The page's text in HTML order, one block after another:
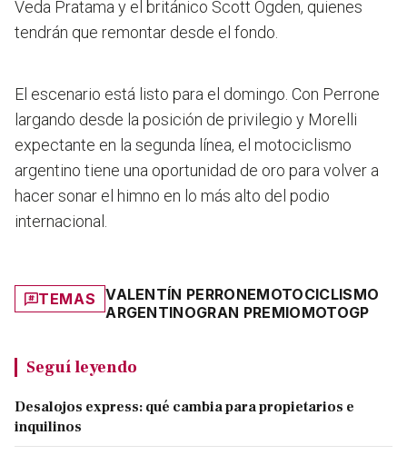
Veda Pratama y el británico Scott Ogden, quienes
tendrán que remontar desde el fondo.
El escenario está listo para el domingo. Con Perrone
largando desde la posición de privilegio y Morelli
expectante en la segunda línea, el motociclismo
argentino tiene una oportunidad de oro para volver a
hacer sonar el himno en lo más alto del podio
internacional.
TEMAS VALENTÍN PERRONEMOTOCICLISMO
ARGENTINOGRAN PREMIOMOTOGP
Seguí leyendo
Desalojos express: qué cambia para propietarios e
inquilinos